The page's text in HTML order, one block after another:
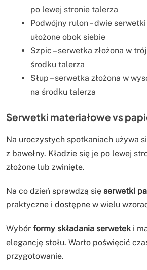
po lewej stronie talerza
Podwójny rulon – dwie
ułożone obok siebie
Szpic – serwetka złożona w
środku talerza
Słup – serwetka złożona w
na środku talerza
Serwetki materiałowe vs
Na uroczystych spotkaniach używa
z bawełny. Kładzie się je po lewej
złożone lub zwinięte.
Na co dzień sprawdzą się serwetki
praktyczne i dostępne w wielu
Wybór formy składania serweteki
elegancję stołu. Warto poświęcić
przygotowanie.